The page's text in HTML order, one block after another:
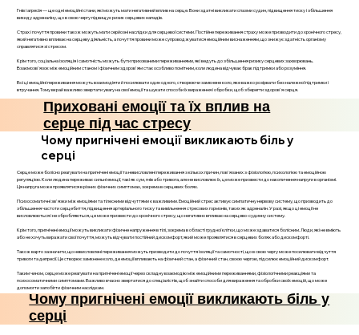
Гнів і агресія — ще одні емоційні стани, які можуть мати негативний вплив на серце. Вони здатні викликати спазми судин, підвищення тиску і збільшення
викиду адреналіну, що в свою чергу підвищує ризик серцевих нападів.
Страх і почуття провини також можуть мати серйозні наслідки для серцевої системи. Постійне переживання страху може призводити до хронічного стресу,
який негативно впливає на серцеву діяльність, а почуття провини може супроводжуватися емоційним виснаженням, що знижує здатність організму
справлятися зі стресом.
Крім того, соціальна ізоляція і самотність можуть бути прихованими переживаннями, які ведуть до збільшення ризику серцевих захворювань.
Взаємозв'язок між емоційним станом і фізичним здоров'ям стає особливо помітним, коли людина відчуває брак підтримки або розуміння.
Всі ці емоційні переживання можуть взаємодіяти й посилювати один одного, створюючи замкнене коло, яке важко розірвати без належної підтримки і
втручання. Тому вкрай важливо звертати увагу на свої емоції та шукати способи їх вираження і обробки, щоб зберегти здоров'я серця.
Приховані емоції та їх вплив на
серце під час стресу
Чому пригнічені емоції викликають біль у
серці
Серце може болісно реагувати на пригнічені емоції та невисловлені переживання з кількох причин, пов'язаних з фізіологією, психологією та емоційною
регуляцією. Коли людина переживає сильні емоції, такі як сум, гнів або тривога, але не висловлює їх, це може призвести до накопичення напруги в організмі.
Ця напруга може проявлятися в різних фізичних симптомах, зокрема в серцевих болях.
Психосоматичні зв'язки між емоціями та тілесними відчуттями є важливими. Емоційний стрес активує симпатичну нервову систему, що призводить до
збільшення частоти серцебиття, підвищення артеріального тиску та вивільнення стресових гормонів, таких як адреналін. У разі, якщо ці емоції не
висловлюються і не обробляються, це може призвести до хронічного стресу, що негативно впливає на серцево-судинну систему.
Крім того, пригнічені емоції можуть викликати фізичне напруження в тілі, зокрема в області грудної клітки, що може здаватися болісним. Люди, які не вміють
або не хочуть виражати свої почуття, можуть відчувати постійний дискомфорт, який може проявлятися в серцевих болях або дискомфорті.
Також варто зазначити, що невисловлені переживання можуть призводити до почуття ізоляції та самотності, що в свою чергу може посилювати відчуття
тривоги та депресії. Це створює замкнене коло, де емоції впливають на фізичний стан, а фізичний стан, своєю чергою, підсилює емоційний дискомфорт.
Таким чином, серце може реагувати на пригнічені емоції через складну взаємодію між емоційними переживаннями, фізіологічними реакціями та
психосоматичними симптомами. Важливо вчасно звертатися до спеціалістів, щоб знайти способи для вираження та обробки своїх емоцій, що може
допомогти запобігти фізичним наслідкам.
Чому пригнічені емоції викликають біль у
серці